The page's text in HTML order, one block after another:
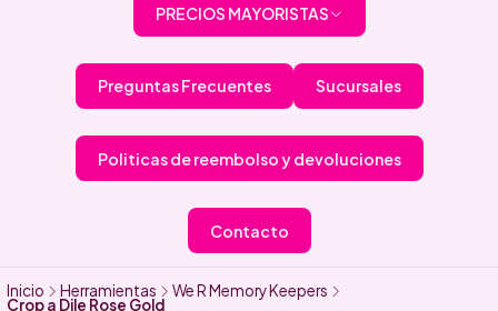
PRECIOS MAYORISTAS
Preguntas Frecuentes Sucursales
Politicas de reembolso y devoluciones
Contacto
Inicio Herramientas We R Memory Keepers
Crop a Dile Rose Gold